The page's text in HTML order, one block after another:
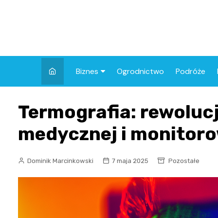
Biznes Ogrodnictwo Podróże
Termografia:
medycznej i
Dominik Marcinkowski 7 maja 2025 Pozostałe